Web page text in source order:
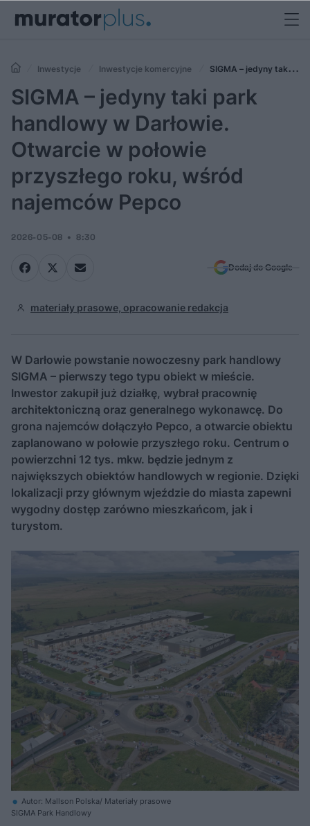
Inwestycje Inwestycje komercyjne
SIGMA – jedyny taki
park handlowy w Darłowie. Otwarcie w połowie przyszłego roku, wśród
najemców Pepco
SIGMA – jedyny taki park
handlowy w Darłowie.
Otwarcie w połowie
przyszłego roku, wśród
najemców Pepco
2026-05-08 8:30
Dodaj do Google
materiały prasowe, opracowanie redakcja
W Darłowie powstanie nowoczesny park handlowy
SIGMA – pierwszy tego typu obiekt w mieście.
Inwestor zakupił już działkę, wybrał pracownię
architektoniczną oraz generalnego wykonawcę. Do
grona najemców dołączyło Pepco, a otwarcie obiektu
zaplanowano w połowie przyszłego roku. Centrum o
powierzchni 12 tys. mkw. będzie jednym z
największych obiektów handlowych w regionie. Dzięki
lokalizacji przy głównym wjeździe do miasta zapewni
wygodny dostęp zarówno mieszkańcom, jak i
turystom.
Autor: Mallson Polska/ Materiały prasowe
SIGMA Park Handlowy